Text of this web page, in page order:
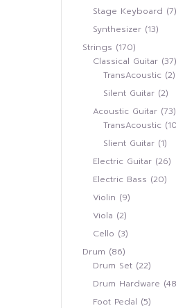
Stage Keyboard 77
Synthesizer 1313
Strings 170170
สินค้า
Classical Guitar 37
TransAcoustic 22
Silent Guitar 22
สิน
Acoustic Guitar 7373
TransAcoustic
Slient Guitar 11
สิน
Electric Guitar 2626
Electric Bass 2020
Violin 99
Viola 22
สินค้า
Cello 33
Drum 8686
สินค้า
Drum Set 2222
สินค้า
Drum Hardware
Foot Pedal 55